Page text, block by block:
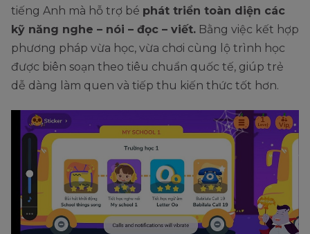
tiếng Anh mà hỗ trợ bé phát triển toàn diện các
kỹ năng nghe – nói – đọc – viết. Bằng việc kết hợp
phương pháp vừa học, vừa chơi cùng lộ trình học
được biên soạn theo tiêu chuẩn quốc tế, giúp trẻ
dễ dàng làm quen và tiếp thu kiến thức tốt hơn.